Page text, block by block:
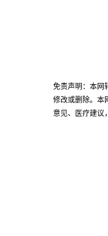
免责声明：本网
修改或删除。本
意见、医疗建议